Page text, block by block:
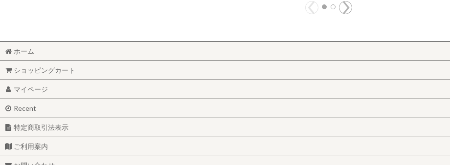
ホーム
ショッピングカート
マイページ
Recent
特定商取引法表示
ご利用案内